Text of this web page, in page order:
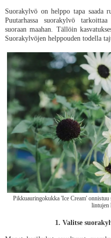
Suorakylvö on helppo tapa saada
Puutarhassa suorakylvö
suoraan maahan. Tällöin
Suorakylvöjen helppouden todella
Pikkuauringokukka 'Ice Cream'
lintujen
1. Valitse